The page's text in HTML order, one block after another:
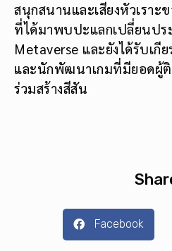
สนุกสนานและเสียงหัวเรา
ที่ได้มาพบปะแลกเปลี่ยนปร
Metaverse และยังได้รับเกี
และนักพัฒนาเกมที่มียอดผู้
ร่วมสร้างสีสัน
Facebook